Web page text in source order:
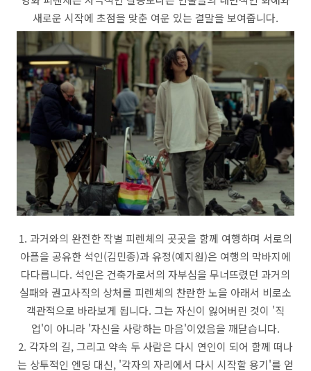
새로운 시작에 초점을 맞춘 여운 있는 결말을 보여줍니다.
1. 과거와의 완전한 작별 피렌체의 곳곳을 함께 여행하며 서로의
아픔을 공유한 석인(김민종)과 유정(예지원)은 여행의 막바지에
다다릅니다. 석인은 건축가로서의 자부심을 무너뜨렸던 과거의
실패와 권고사직의 상처를 피렌체의 찬란한 노을 아래서 비로소
객관적으로 바라보게 됩니다. 그는 자신이 잃어버린 것이 '직
업'이 아니라 '자신을 사랑하는 마음'이었음을 깨닫습니다.
2. 각자의 길, 그리고 약속 두 사람은 다시 연인이 되어 함께 떠나
는 상투적인 엔딩 대신, '각자의 자리에서 다시 시작할 용기'를 얻